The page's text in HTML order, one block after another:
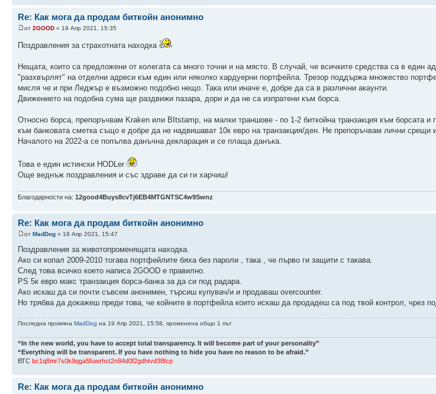
Re: Как мога да продам биткойн анонимно
от 2GOOD » 19 Апр 2021, 15:35
Поздравления за страхотната находка
Нещата, които са предложени от колегата са много точни и на място. В случай, че всичките средства са в един
"разхвърлят" на отделни адреси към един или няколко хардуерни портфейла. Трезор поддържа множество
мисля че и при Леджър е възможно подобно нещо. Така или иначе е, добре да са в различни акаунти.
Движението на подобна сума ще раздвижи пазара, дори и да не са изпратени към борса.
Относно борса, препоръчвам Kraken или BItstamp, на малки траншове - по 1-2 биткойна транзакция към борсата
към банковата сметка също е добре да не надвишават 10к евро на транзакция/ден. Не препоръчвам лични срещи
Началото на 2022-а се попълва данъчна декларация и се плаща данъка.
Това е един истински HODLer
Още веднъж поздравления и със здраве да си ги харчиш!
Благодарности на: 12good4Buys8cvTj6EB4MTGNTSC4w9Swnz
Re: Как мога да продам биткойн анонимно
от MadDog » 19 Апр 2021, 15:47
Поздравления за животопроменящата находка.
Ако си копал 2009-2010 тогава портфейлите бяха без пароли , така , че първо ги защити с такава.
След това всичко което написа 2GOOD е правилно.
PS 5к евро макс транзакция борса-банка за да си под радара.
Ако искаш да си почти съвсем анонимен, търсиш купувач/и и продаваш overcounter.
Но трябва да докажеш преди това, че койните в портфейла които искаш да продадеш са под твой контрол, чрез
Последна промяна MadDog на 19 Апр 2021, 15:58, променена общо 1 път
“In the new world, you have to accept total transparency. It will become part of your personality”
“Everything will be transparent. If you have nothing to hide you have no reason to be afraid.”
ВТС bc1q8mr7s0k9qga5fuwrhst2n84d0f2gdhtvd38fcp
Re: Как мога да продам биткойн анонимно